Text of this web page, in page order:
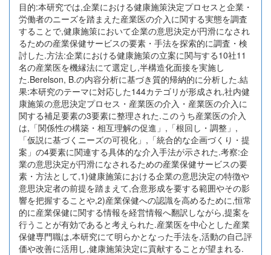
目的:本研究では,企業における健康施策決定プロセスと企業・
労働者のニーズを踏まえた産業医の介入に関する実態を調査
することで,健康施策において企業の意思決定が円滑になされ
るための産業保健サービスの要素・手法を探索的に調査・検
討した.方法:企業における健康施策の立案に関与する10社11
名の産業医を機縁法にて選定し,半構造化面接を実施し
た.Berelson, B.の内容分析に基づき質的帰納的に分析した.結
果:本研究のテーマに対応した144カテゴリが形成され,社内健
康施策の意思決定プロセス・産業医の介入・産業医の介入に
関する補足要素の3要素に整理された.このうち産業医の介入
は,「関係性の構築・相互理解の促進」,「根回し・調整」,
「仮説に基づくニーズの可視化」,「統合的な企画づくり・提
案」の4要素に関連する具体的な介入手法が示された.考察:企
業の意思決定が円滑になされるための産業保健サービスの要
素・方法として,1)健康施策における企業の意思決定の特徴や
意思決定者の前提を踏まえて,合意形成を要する範囲やその影
響を把握することや,2)産業保健への認識を高めるために,恒常
的に産業保健に関する情報を経営情報へ翻訳しながら,提案を
行うことが有効であると考えられた.産業医を中心とした産業
保健専門職は,本研究にて明らかとなった手法を,活動の自己評
価や改善に活用し,健康施策決定に貢献することが望まれる.